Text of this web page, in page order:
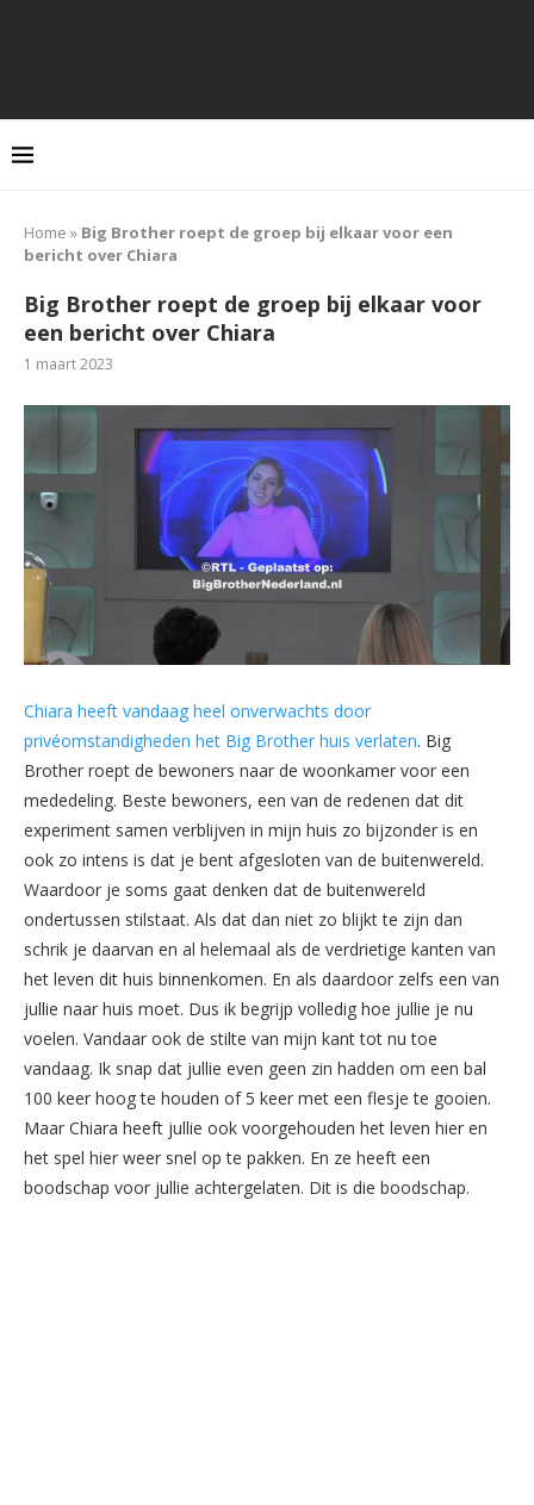
Home » Big Brother roept de groep bij elkaar voor een
bericht over Chiara
Big Brother roept de groep bij elkaar voor
een bericht over Chiara
1 maart 2023
Chiara heeft vandaag heel onverwachts door
privéomstandigheden het Big Brother huis verlaten. Big
Brother roept de bewoners naar de woonkamer voor een
mededeling. Beste bewoners, een van de redenen dat dit
experiment samen verblijven in mijn huis zo bijzonder is en
ook zo intens is dat je bent afgesloten van de buitenwereld.
Waardoor je soms gaat denken dat de buitenwereld
ondertussen stilstaat. Als dat dan niet zo blijkt te zijn dan
schrik je daarvan en al helemaal als de verdrietige kanten van
het leven dit huis binnenkomen. En als daardoor zelfs een van
jullie naar huis moet. Dus ik begrijp volledig hoe jullie je nu
voelen. Vandaar ook de stilte van mijn kant tot nu toe
vandaag. Ik snap dat jullie even geen zin hadden om een bal
100 keer hoog te houden of 5 keer met een flesje te gooien.
Maar Chiara heeft jullie ook voorgehouden het leven hier en
het spel hier weer snel op te pakken. En ze heeft een
boodschap voor jullie achtergelaten. Dit is die boodschap.